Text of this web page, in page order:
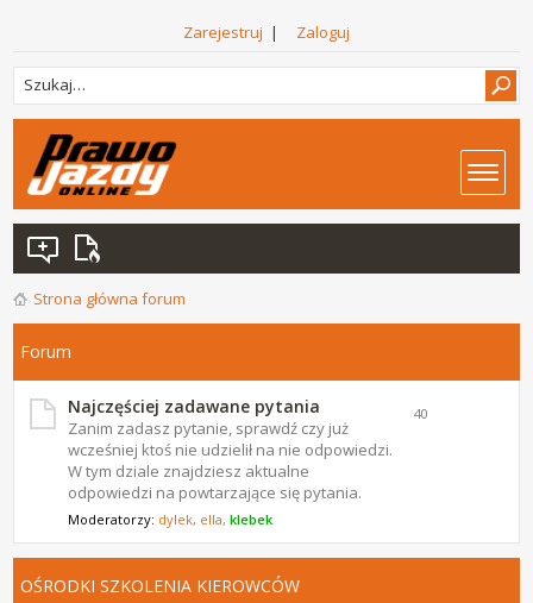
Zarejestruj | Zaloguj
Strona główna forum
Forum
Najczęściej zadawane pytania
Zanim zadasz pytanie, sprawdź czy już
wcześniej ktoś nie udzielił na nie odpowiedzi.
W tym dziale znajdziesz aktualne
odpowiedzi na powtarzające się pytania.
Moderatorzy: dylek, ella,klebek
40
OŚRODKI SZKOLENIA KIEROWCÓW